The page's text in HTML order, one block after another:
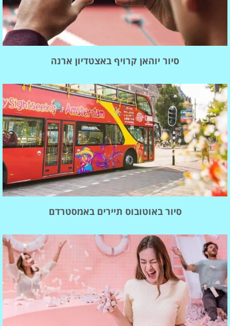
סיור יוהאן קרויף באצטדיון ארנה
סיור באוטובוס תיירים באמסטרדם